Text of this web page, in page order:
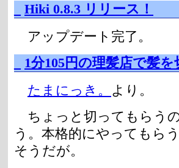
Hiki 0.8.3 リリース！
アップデート完了。
1分105円の理髪店で髪
たまにっき。
より。
ちょっと切ってもらう
う。本格的にやってもら
そうだが。